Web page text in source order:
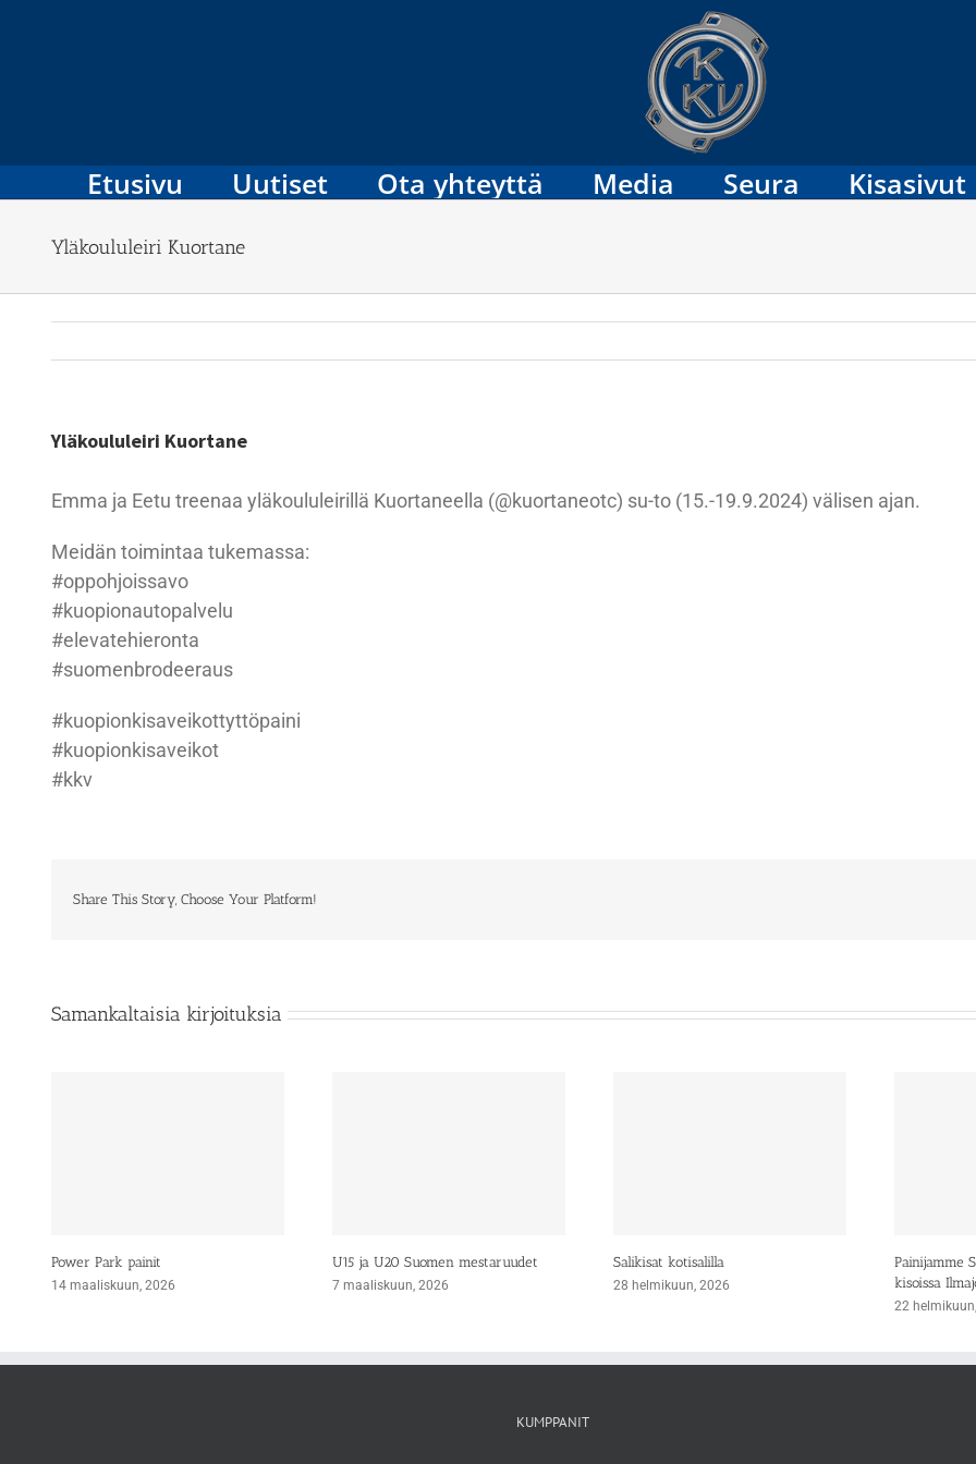
Etusivu Uutiset Ota yhteyttä Media Seura Kisasivut
Yläkoululeiri Kuortane
Yläkoululeiri Kuortane
Emma ja Eetu treenaa yläkoululeirillä Kuortaneella (@kuortaneotc) su-to (15.-19.9.2024) välisen ajan.
Meidän toimintaa tukemassa:
#oppohjoissavo
#kuopionautopalvelu
#elevatehieronta
#suomenbrodeeraus
#kuopionkisaveikottyttöpaini
#kuopionkisaveikot
#kkv
Share This Story, Choose Your Platform!
Samankaltaisia kirjoituksia
Power Park painit
14 maaliskuun, 2026
U15 ja U20 Suomen mestaruudet
7 maaliskuun, 2026
Salikisat kotisalilla
28 helmikuun, 2026
Painijamme
kisoissa
22
KUMPPANIT